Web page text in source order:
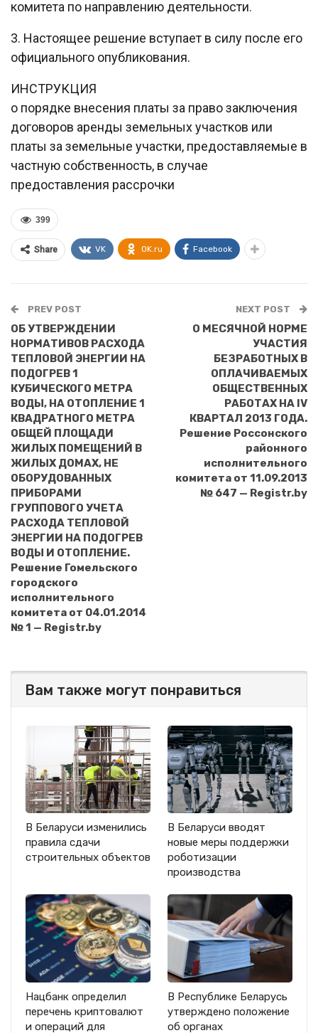
комитета по направлению деятельности.
3. Настоящее решение вступает в силу после его
официального опубликования.
ИНСТРУКЦИЯ
о порядке внесения платы за право заключения
договоров аренды земельных участков или
платы за земельные участки, предоставляемые в
частную собственность, в случае
предоставления рассрочки
399
Share VK OK.ru Facebook
PREV POST
ОБ УТВЕРЖДЕНИИ
НОРМАТИВОВ РАСХОДА
ТЕПЛОВОЙ ЭНЕРГИИ НА
ПОДОГРЕВ 1
КУБИЧЕСКОГО МЕТРА
ВОДЫ, НА ОТОПЛЕНИЕ 1
КВАДРАТНОГО МЕТРА
ОБЩЕЙ ПЛОЩАДИ
ЖИЛЫХ ПОМЕЩЕНИЙ В
ЖИЛЫХ ДОМАХ, НЕ
ОБОРУДОВАННЫХ
ПРИБОРАМИ
ГРУППОВОГО УЧЕТА
РАСХОДА ТЕПЛОВОЙ
ЭНЕРГИИ НА ПОДОГРЕВ
ВОДЫ И ОТОПЛЕНИЕ.
Решение Гомельского
городского
исполнительного
комитета от 04.01.2014
№ 1 — Registr.by
NEXT POST
О МЕСЯЧНОЙ НОРМЕ
УЧАСТИЯ
БЕЗРАБОТНЫХ В
ОПЛАЧИВАЕМЫХ
ОБЩЕСТВЕННЫХ
РАБОТАХ НА IV
КВАРТАЛ 2013 ГОДА.
Решение Россонского
районного
исполнительного
комитета от 11.09.2013
№ 647 — Registr.by
Вам также могут понравиться
В Беларуси изменились
правила сдачи
строительных объектов
В Беларуси вводят
новые меры поддержки
роботизации
производства
Нацбанк определил
перечень криптовалют
и операций для
В Республике Беларусь
утверждено положение
об органах